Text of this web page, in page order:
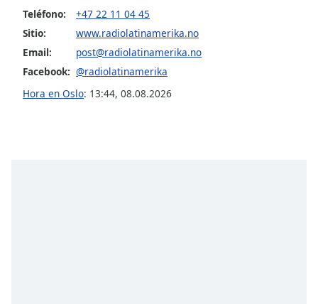
Font
Family
Reset
Teléfono:
+47 22 11 04 45
Sitio:
www.radiolatinamerika.no
Email:
post@radiolatinamerika.no
Facebook: @radiolatinamerika
Hora en Oslo: 13:44, 08.08.2026